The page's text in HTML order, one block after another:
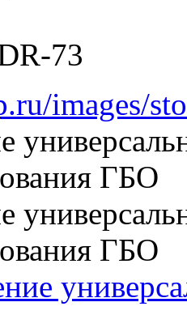
73
ГБО
ГБО